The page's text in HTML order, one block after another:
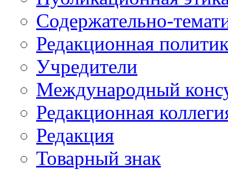
Содержательно-
Редакционная
Учредители
Международный
Редакционная
Редакция
Товарный знак